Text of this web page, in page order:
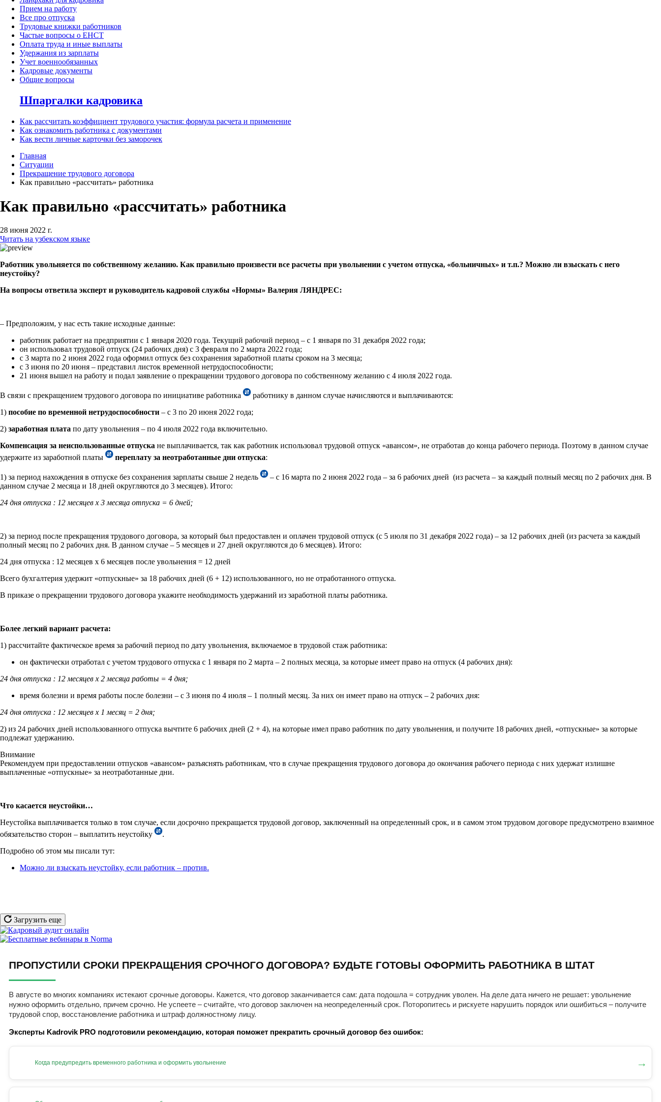
Прием на работу
Все про отпуска
Трудовые книжки работников
Частые вопросы о ЕНСТ
Оплата труда и иные выплаты
Удержания из зарплаты
Учет военнообязанных
Кадровые документы
Общие вопросы
Шпаргалки кадровика
Как рассчитать коэффициент трудового участия: формула расчета и применение
Как ознакомить работника с документами
Как вести личные карточки без заморочек
Главная
Ситуации
Прекращение трудового договора
Как правильно «рассчитать» работника
Как правильно «рассчитать» работника
28 июня 2022 г.
Читать на узбекском языке
Работник увольняется по собственному желанию. Как правильно произвести все расчеты при увольнении с учетом отпуска, «больничных» и т.п.? Можно ли взыскать с него
неустойку?
На вопросы ответила эксперт и руководитель кадровой службы «Нормы» Валерия ЛЯНДРЕС:
– Предположим, у нас есть такие исходные данные:
работник работает на предприятии с 1 января 2020 года. Текущий рабочий период – с 1 января по 31 декабря 2022 года;
он использовал трудовой отпуск (24 рабочих дня) с 3 февраля по 2 марта 2022 года;
с 3 марта по 2 июня 2022 года оформил отпуск без сохранения заработной платы сроком на 3 месяца;
с 3 июня по 20 июня – представил листок временной нетрудоспособности;
21 июня вышел на работу и подал заявление о прекращении трудового договора по собственному желанию с 4 июля 2022 года.
В связи с прекращением трудового договора по инициативе работника
работнику в данном случае начисляются и выплачиваются:
1) пособие по временной нетрудоспособности – с 3 по 20 июня 2022 года;
2) заработная плата по дату увольнения – по 4 июля 2022 года включительно.
Компенсация за неиспользованные отпуска не выплачивается, так как работник использовал трудовой отпуск «авансом», не отработав до конца рабочего периода. Поэтому в данном случае
удержите из заработной платы
переплату за неотработанные дни отпуска:
1) за период нахождения в отпуске без сохранения зарплаты свыше 2 недель
– с 16 марта по 2 июня 2022 года – за 6 рабочих дней (из расчета – за каждый полный месяц по 2 рабочих дня. В
данном случае 2 месяца и 18 дней округляются до 3 месяцев). Итого:
24 дня отпуска : 12 месяцев х 3 месяца отпуска = 6 дней;
2) за период после прекращения трудового договора, за который был предоставлен и оплачен трудовой отпуск (с 5 июля по 31 декабря 2022 года) – за 12 рабочих дней (из расчета за каждый
полный месяц по 2 рабочих дня. В данном случае – 5 месяцев и 27 дней округляются до 6 месяцев). Итого:
24 дня отпуска : 12 месяцев х 6 месяцев после увольнения = 12 дней
Всего бухгалтерия удержит «отпускные» за 18 рабочих дней (6 + 12) использованного, но не отработанного отпуска.
В приказе о прекращении трудового договора укажите необходимость удержаний из заработной платы работника.
Более легкий вариант расчета:
1) рассчитайте фактическое время за рабочий период по дату увольнения, включаемое в трудовой стаж работника:
он фактически отработал с учетом трудового отпуска с 1 января по 2 марта – 2 полных месяца, за которые имеет право на отпуск (4 рабочих дня):
24 дня отпуска : 12 месяцев х 2 месяца работы = 4 дня;
время болезни и время работы после болезни – с 3 июня по 4 июля – 1 полный месяц. За них он имеет право на отпуск – 2 рабочих дня:
24 дня отпуска : 12 месяцев х 1 месяц = 2 дня;
2) из 24 рабочих дней использованного отпуска вычтите 6 рабочих дней (2 + 4), на которые имел право работник по дату увольнения, и получите 18 рабочих дней, «отпускные» за которые
подлежат удержанию.
Внимание
Рекомендуем при предоставлении отпусков «авансом» разъяснять работникам, что в случае прекращения трудового договора до окончания рабочего периода с них удержат излишне
выплаченные «отпускные» за неотработанные дни.
Что касается неустойки…
Неустойка выплачивается только в том случае, если досрочно прекращается трудовой договор, заключенный на определенный срок, и в самом этом трудовом договоре предусмотрено взаимное
обязательство сторон – выплатить неустойку
.
Подробно об этом мы писали тут:
Можно ли взыскать неустойку, если работник – против.
Загрузить еще
ПРОПУСТИЛИ СРОКИ ПРЕКРАЩЕНИЯ СРОЧНОГО ДОГОВОРА? БУДЬТЕ ГОТОВЫ ОФОРМИТЬ РАБОТНИКА В ШТАТ
В августе во многих компаниях истекают срочные договоры. Кажется, что договор заканчивается сам: дата подошла = сотрудник уволен. На деле дата ничего не решает: увольнение
нужно оформить отдельно, причем срочно. Не успеете – считайте, что договор заключен на неопределенный срок. Поторопитесь и рискуете нарушить порядок или ошибиться – получите
трудовой спор, восстановление работника и штраф должностному лицу.
Эксперты Kadrovik PRO подготовили рекомендацию, которая поможет прекратить срочный договор без ошибок:
Когда предупредить временного работника и оформить увольнение →